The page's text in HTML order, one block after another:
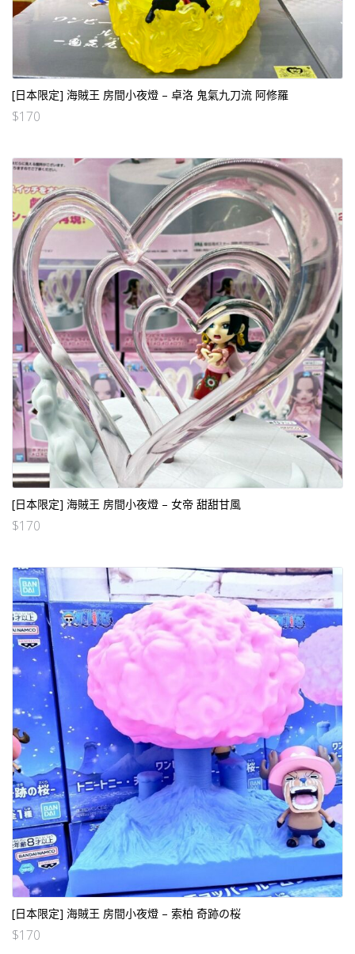
[日本限定] 海賊王 房間小夜燈 – 卓洛 鬼氣九刀流 阿修羅
$170
[日本限定] 海賊王 房間小夜燈 – 女帝 甜甜甘風
$170
[日本限定] 海賊王 房間小夜燈 – 索柏 奇跡の桜
$170